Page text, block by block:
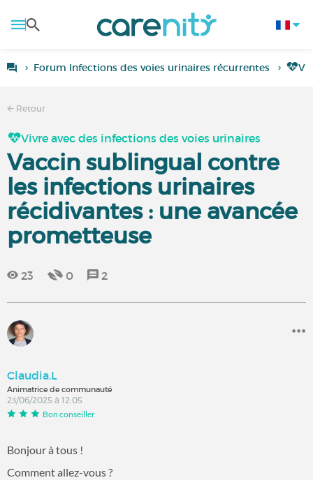
Forum Infections des voies urinaires récurrentes
Retour
Vivre avec des infections des voies urinaires
Vaccin sublingual contre
les infections urinaires
récidivantes : une avancée
prometteuse
23 0 2
Claudia.L
Animatrice de communauté
23/06/2025 à 12:05
Bon conseiller
Bonjour à tous !
Comment allez-vous ?